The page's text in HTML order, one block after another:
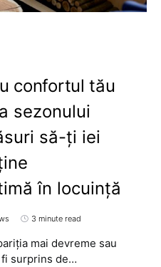
confortul tău
sezonului
să-ți iei
în locuință
3 minute read
mai devreme sau
fi surprins de…